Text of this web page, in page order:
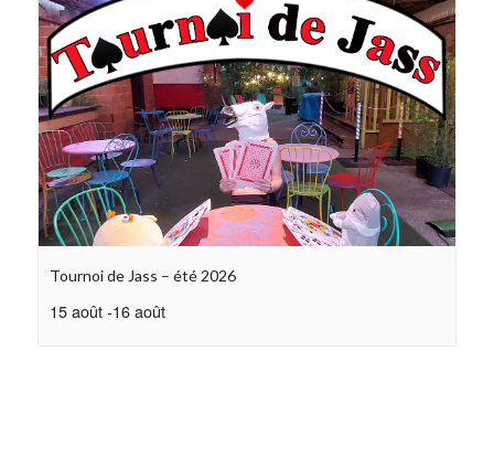
Tournoi de Jass – été 2026
15 août -16 août